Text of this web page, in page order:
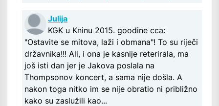
Julija
KGK u Kninu 2015. goodine cca:
"Ostavite se mitova, laži i obmana"! To su riječi
državnika!!! Ali, i ona je kasnije reterirala, ma
još isti dan jer je Jakova poslala na
Thompsonov koncert, a sama nije došla. A
nakon toga nitko im se nije obratio ni približno
kako su zaslužili kao...